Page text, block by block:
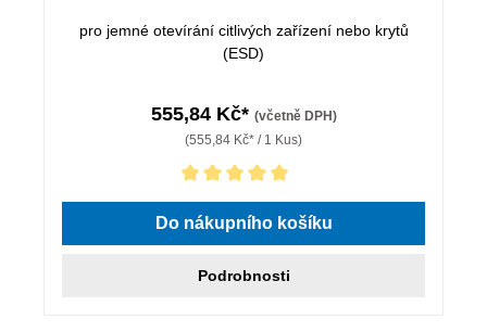
pro jemné otevírání citlivých zařízení nebo krytů
(ESD)
555,84 Kč* (včetně DPH)
(555,84 Kč* / 1 Kus)
Průměrné hodnocení 5 z 5 hvězd
Do nákupního košíku
Podrobnosti